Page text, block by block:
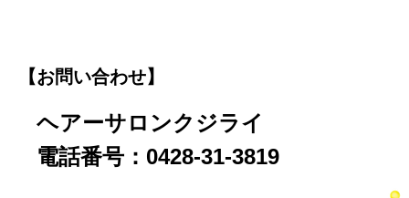
【お問い合わせ】
ヘアーサロンクジライ
電話番号：0428-31-3819